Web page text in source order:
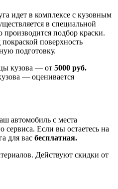
идет в комплексе с кузовным
в специальной
производится подбор краски.
поверхность
подготовку.
кузова — от 5000 руб.
— оценивается
автомобиль с места
сервиса. Если вы остаетесь на
для вас бесплатная.
Действуют скидки от